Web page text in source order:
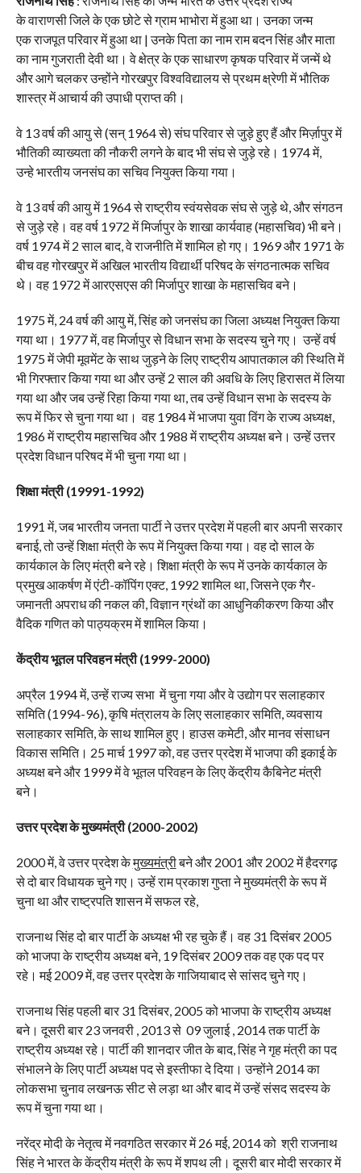
के वाराणसी जिले के एक छोटे से ग्राम भाभोरा में हुआ था। उनका जन्म
एक राजपूत परिवार में हुआ था | उनके पिता का नाम राम बदन सिंह और माता
का नाम गुजराती देवी था। वे क्षेत्र के एक साधारण कृषक परिवार में जन्में थे
और आगे चलकर उन्होंने गोरखपुर विश्वविद्यालय से प्रथम क्ष्रेणी में भौतिक
शास्त्र में आचार्य की उपाधी प्राप्त की।
वे 13 वर्ष की आयु से (सन् 1964 से) संघ परिवार से जुड़े हुए हैं और मिर्ज़ापुर में
भौतिकी व्याख्यता की नौकरी लगने के बाद भी संघ से जुड़े रहे। 1974 में,
उन्हे भारतीय जनसंघ का सचिव नियुक्त किया गया।
वे 13 वर्ष की आयु में 1964 से राष्ट्रीय स्वंयसेवक संघ से जुड़े थे, और संगठन
से जुड़े रहे। वह वर्ष 1972 में मिर्जापुर के शाखा कार्यवाह (महासचिव) भी बने।
वर्ष 1974 में 2 साल बाद, वे राजनीति में शामिल हो गए। 1969 और 1971 के
बीच वह गोरखपुर में अखिल भारतीय विद्यार्थी परिषद के संगठनात्मक सचिव
थे। वह 1972 में आरएसएस की मिर्जापुर शाखा के महासचिव बने।
1975 में, 24 वर्ष की आयु में, सिंह को जनसंघ का जिला अध्यक्ष नियुक्त किया
गया था। 1977 में, वह मिर्जापुर से विधान सभा के सदस्य चुने गए। उन्हें वर्ष
1975 में जेपी मूवमेंट के साथ जुड़ने के लिए राष्ट्रीय आपातकाल की स्थिति में
भी गिरफ्तार किया गया था और उन्हें 2 साल की अवधि के लिए हिरासत में लिया
गया था और जब उन्हें रिहा किया गया था, तब उन्हें विधान सभा के सदस्य के
रूप में फिर से चुना गया था। वह 1984 में भाजपा युवा विंग के राज्य अध्यक्ष,
1986 में राष्ट्रीय महासचिव और 1988 में राष्ट्रीय अध्यक्ष बने। उन्हें उत्तर
प्रदेश विधान परिषद में भी चुना गया था।
शिक्षा मंत्री (19991-1992)
1991 में, जब भारतीय जनता पार्टी ने उत्तर प्रदेश में पहली बार अपनी सरकार
बनाई, तो उन्हें शिक्षा मंत्री के रूप में नियुक्त किया गया। वह दो साल के
कार्यकाल के लिए मंत्री बने रहे। शिक्षा मंत्री के रूप में उनके कार्यकाल के
प्रमुख आकर्षण में एंटी-कॉपिंग एक्ट, 1992 शामिल था, जिसने एक गैर-
जमानती अपराध की नकल की, विज्ञान ग्रंथों का आधुनिकीकरण किया और
वैदिक गणित को पाठ्यक्रम में शामिल किया।
केंद्रीय भूतल परिवहन मंत्री (1999-2000)
अप्रैल 1994 में, उन्हें राज्य सभा में चुना गया और वे उद्योग पर सलाहकार
समिति (1994-96), कृषि मंत्रालय के लिए सलाहकार समिति, व्यवसाय
सलाहकार समिति, के साथ शामिल हुए। हाउस कमेटी, और मानव संसाधन
विकास समिति। 25 मार्च 1997 को, वह उत्तर प्रदेश में भाजपा की इकाई के
अध्यक्ष बने और 1999 में वे भूतल परिवहन के लिए केंद्रीय कैबिनेट मंत्री
बने।
उत्तर प्रदेश के मुख्यमंत्री (2000-2002)
2000 में, वे उत्तर प्रदेश केमुख्यमंत्रीबने और 2001 और 2002 में हैदरगढ़
से दो बार विधायक चुने गए। उन्हें राम प्रकाश गुप्ता ने मुख्यमंत्री के रूप में
चुना था और राष्ट्रपति शासन में सफल रहे,
राजनाथ सिंह दो बार पार्टी के अध्यक्ष भी रह चुके हैं। वह 31 दिसंबर 2005
को भाजपा के राष्ट्रीय अध्यक्ष बने, 19 दिसंबर 2009 तक वह एक पद पर
रहे। मई 2009 में, वह उत्तर प्रदेश के गाजियाबाद से सांसद चुने गए।
राजनाथ सिंह पहली बार 31 दिसंबर, 2005 को भाजपा के राष्ट्रीय अध्यक्ष
बने। दूसरी बार 23 जनवरी , 2013 से 09 जुलाई , 2014 तक पार्टी के
राष्ट्रीय अध्यक्ष रहे। पार्टी की शानदार जीत के बाद, सिंह ने गृह मंत्री का पद
संभालने के लिए पार्टी अध्यक्ष पद से इस्तीफा दे दिया। उन्होंने 2014 का
लोकसभा चुनाव लखनऊ सीट से लड़ा था और बाद में उन्हें संसद सदस्य के
रूप में चुना गया था।
नरेंद्र मोदी के नेतृत्व में नवगठित सरकार में 26 मई, 2014 को श्री राजनाथ
सिंह ने भारत के केंद्रीय मंत्री के रूप में शपथ ली। दूसरी बार मोदी सरकार में